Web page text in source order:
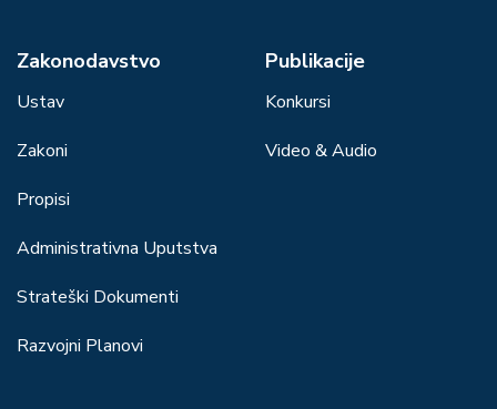
Zakonodavstvo
Ustav
Zakoni
Propisi
Administrativna Uputstva
Strateški Dokumenti
Razvojni Planovi
Publikacije
Konkursi
Video & Audio